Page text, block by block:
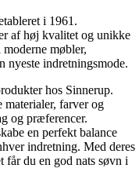
i 1961.
af høj kvalitet og unikke
møbler,
nyeste indretningsmode.
hos Sinnerup.
farver og
og præferencer.
en perfekt balance
indretning. Med deres
får du en god nats søvn i